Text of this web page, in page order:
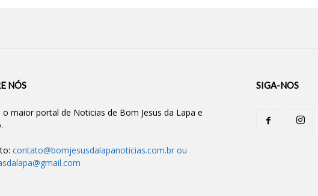
NÓS
o maior portal de Noticias de Bom Jesus da Lapa e
contato@bomjesusdalapanoticias.com.br ou
SIGA-NOS